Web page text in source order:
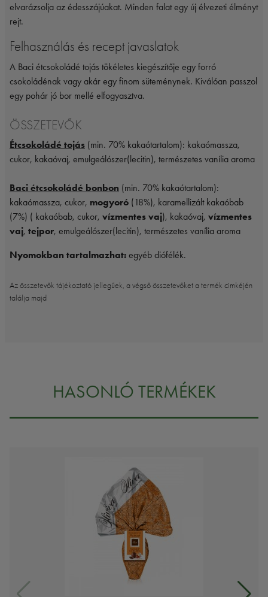
elvarázsolja az édesszájúakat. Minden falat egy új élvezeti élményt
rejt.
Felhasználás és recept javaslatok
A Baci étcsokoládé tojás tökéletes kiegészítője egy forró
csokoládénak vagy akár egy finom süteménynek. Kiválóan passzol
egy pohár jó bor mellé elfogyasztva.
ÖSSZETEVŐK
Étcsokoládé tojás (min. 70% kakaótartalom): kakaómassza,
cukor, kakaóvaj, emulgeálószer(lecitin), természetes vanília aroma
Baci étcsokoládé bonbon (min. 70% kakaótartalom):
kakaómassza, cukor, mogyoró (18%), karamellizált kakaóbab
(7%) ( kakaóbab, cukor, vízmentes vaj), kakaóvaj, vízmentes
vaj, tejpor, emulgeálószer(lecitin), természetes vanília aroma
Nyomokban tartalmazhat: egyéb diófélék.
Az összetevők tájékoztató jellegűek, a végső összetevőket a termék cimkéjén
találja majd
HASONLÓ TERMÉKEK